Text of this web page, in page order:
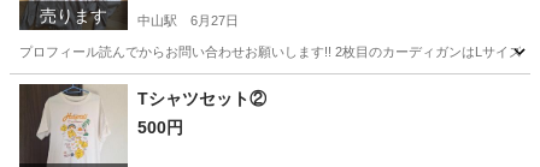
売ります 中山駅 6月27日
プロフィール読んでからお問い合わせお願いします!! 2枚目のカーディガンはLサイズ
神奈川 横浜市 中山駅 カーディガン
Tシャツセット②
500円